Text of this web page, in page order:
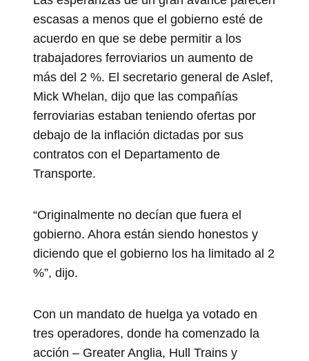
escasas a menos que el gobierno esté de
acuerdo en que se debe permitir a los
trabajadores ferroviarios un aumento de
más del 2 %. El secretario general de Aslef,
Mick Whelan, dijo que las compañías
ferroviarias estaban teniendo ofertas por
debajo de la inflación dictadas por sus
contratos con el Departamento de
Transporte.
“Originalmente no decían que fuera el
gobierno. Ahora están siendo honestos y
diciendo que el gobierno los ha limitado al 2
%”, dijo.
Con un mandato de huelga ya votado en
tres operadores, donde ha comenzado la
acción – Greater Anglia, Hull Trains y